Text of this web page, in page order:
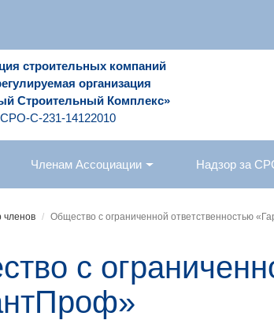
строительных компаний
организация
Строительный Комплекс»
СРО-С-231-14122010
Членам Ассоциации Надзор за
членов Общество с ограниченной ответственностью
с